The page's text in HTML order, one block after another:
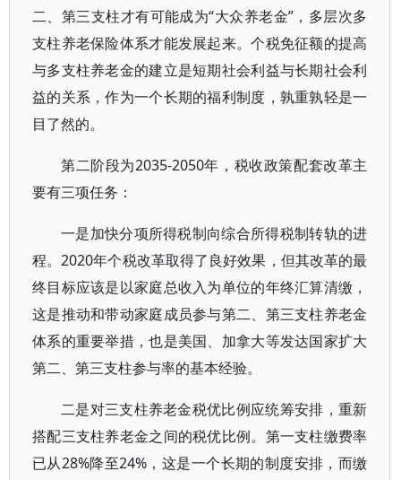
二、第三支柱才有可能成为“大众养老金”，多层次多
支柱养老保险体系才能发展起来。个税免征额的提高
与多支柱养老金的建立是短期社会利益与长期社会利
益的关系，作为一个长期的福利制度，孰重孰轻是一
目了然的。
第二阶段为2035-2050年，税收政策配套改革主
要有三项任务：
一是加快分项所得税制向综合所得税制转轨的进
程。2020年个税改革取得了良好效果，但其改革的最
终目标应该是以家庭总收入为单位的年终汇算清缴，
这是推动和带动家庭成员参与第二、第三支柱养老金
体系的重要举措，也是美国、加拿大等发达国家扩大
第二、第三支柱参与率的基本经验。
二是对三支柱养老金税优比例应统筹安排，重新
搭配三支柱养老金之间的税优比例。第一支柱缴费率
已从28%降至24%，这是一个长期的制度安排，而缴